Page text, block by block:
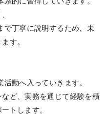
で丁寧に説明するため、未
す。
動へ入っていきます。
ど、実務を通じて経験を積
トします。